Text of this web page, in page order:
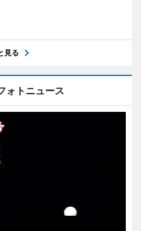
見る
ォトニュース